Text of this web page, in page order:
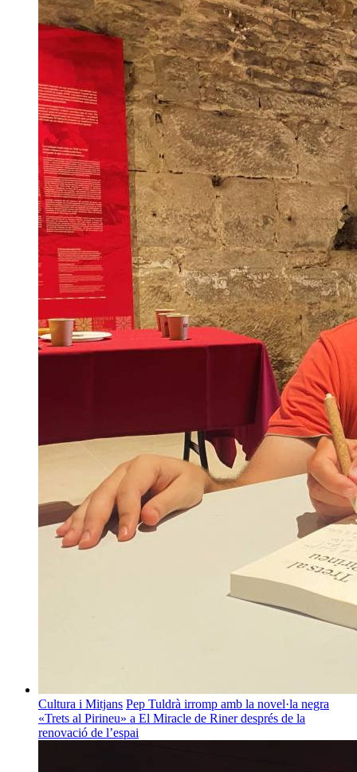
Cultura i Mitjans Pep Tuldrà irromp amb la novel·la negra
«Trets al Pirineu» a El Miracle de Riner després de la
renovació de l’espai